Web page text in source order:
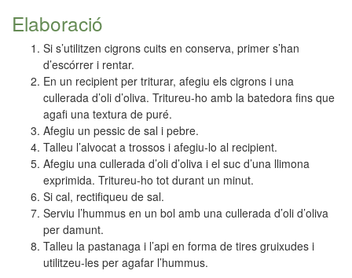
Elaboració
Si s’utilitzen cigrons cuits en conserva, primer s’han
d’escórrer i rentar.
En un recipient per triturar, afegiu els cigrons i una
cullerada d’oli d’oliva. Tritureu-ho amb la batedora fins que
agafi una textura de puré.
Afegiu un pessic de sal i pebre.
Talleu l’alvocat a trossos i afegiu-lo al recipient.
Afegiu una cullerada d’oli d’oliva i el suc d’una llimona
exprimida. Tritureu-ho tot durant un minut.
Si cal, rectifiqueu de sal.
Serviu l’hummus en un bol amb una cullerada d’oli d’oliva
per damunt.
Talleu la pastanaga i l’api en forma de tires gruixudes i
utilitzeu-les per agafar l’hummus.